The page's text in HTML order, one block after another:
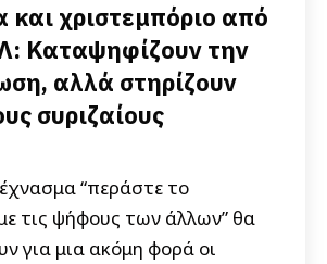
και χριστεμπόριο από
Καταψηφίζουν την
αλλά στηρίζουν
συριζαίους
“περάστε το
τις ψήφους των άλλων” θα
για μια ακόμη φορά οι